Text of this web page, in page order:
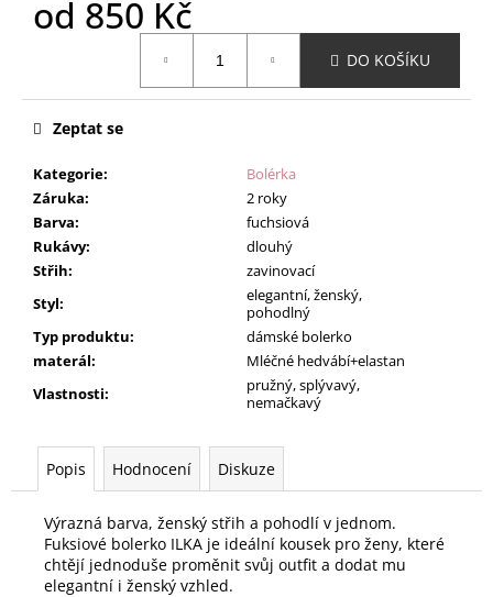
od 850 Kč
DO KOŠÍKU
Kategorie:
Bolérka
Záruka:
2 roky
Barva:
fuchsiová
Rukávy:
dlouhý
Střih:
zavinovací
Styl:
elegantní, ženský,
pohodlný
Typ produktu:
dámské bolerko
materál:
Mléčné hedvábí+elastan
Vlastnosti:
pružný, splývavý,
nemačkavý
Zeptat se
Popis Hodnocení Diskuze
Výrazná barva, ženský střih a pohodlí v jednom.
Fuksiové bolerko ILKA je ideální kousek pro ženy, které
chtějí jednoduše proměnit svůj outfit a dodat mu
elegantní i ženský vzhled.